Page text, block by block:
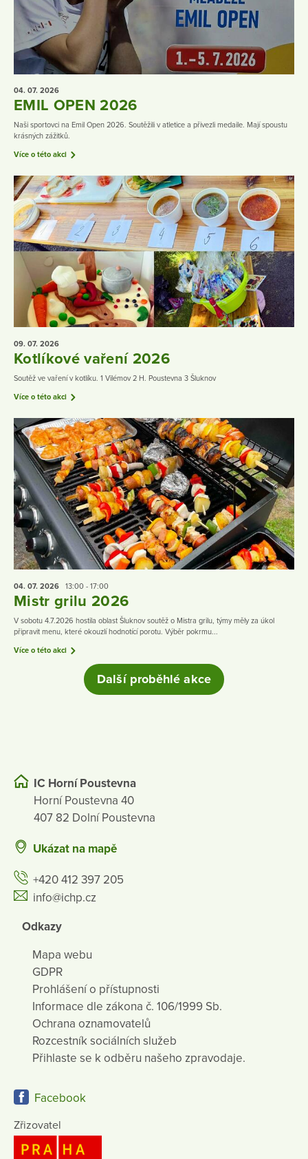
04. 07. 2026
EMIL OPEN 2026
Naši sportovci na Emil Open 2026. Soutěžili v atletice a přivezli medaile. Mají spoustu
krásných zážitků.
Více o této akci
09. 07. 2026
Kotlíkové vaření 2026
Soutěž ve vaření v kotlíku. 1 Vilémov 2 H. Poustevna 3 Šluknov
Více o této akci
04. 07. 2026 13:00 - 17:00
Mistr grilu 2026
V sobotu 4.7.2026 hostila oblast Šluknov soutěž o Mistra grilu, týmy měly za úkol
připravit menu, které okouzlí hodnotící porotu. Výběr pokrmu...
Více o této akci
Další proběhlé akce
IC Horní Poustevna
Horní Poustevna 40
407 82 Dolní Poustevna
Ukázat na mapě
+420 412 397 205
info@ichp.cz
Odkazy
Mapa webu
GDPR
Prohlášení o přístupnosti
Informace dle zákona č. 106/1999 Sb.
Ochrana oznamovatelů
Rozcestník sociálních služeb
Přihlaste se k odběru našeho zpravodaje.
Facebook
Zřizovatel